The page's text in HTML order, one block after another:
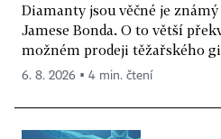
Diamanty jsou věčné je
Jamese Bonda. O to větší
možném prodeji těžařského
6. 8. 2026 ▪ 4 min. čtení